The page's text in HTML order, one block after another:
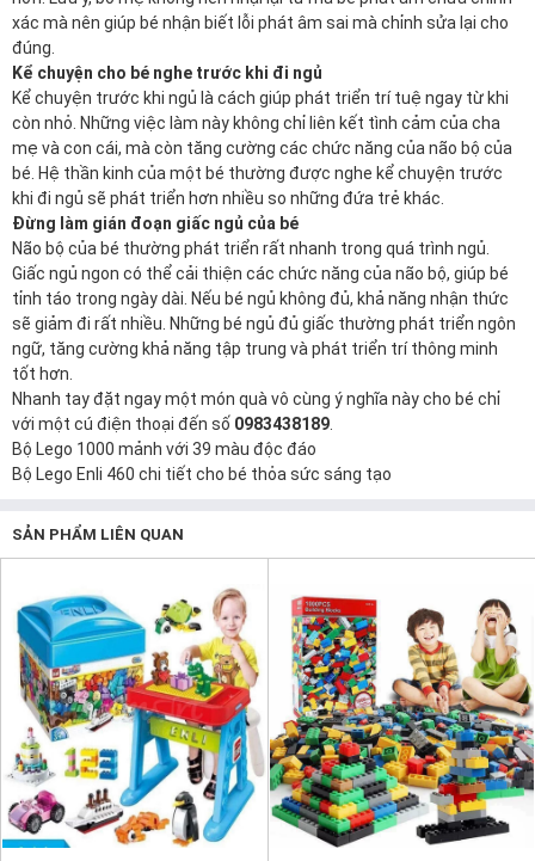
xác mà nên giúp bé nhận biết lỗi phát âm sai mà chỉnh sửa lại cho
đúng.
Kể chuyện cho bé nghe trước khi đi ngủ
Kể chuyện trước khi ngủ là cách giúp phát triển trí tuệ ngay từ khi
còn nhỏ. Những việc làm này không chỉ liên kết tình cảm của cha
mẹ và con cái, mà còn tăng cường các chức năng của não bộ của
bé. Hệ thần kinh của một bé thường được nghe kể chuyện trước
khi đi ngủ sẽ phát triển hơn nhiều so những đứa trẻ khác.
Đừng làm gián đoạn giấc ngủ của bé
Não bộ của bé thường phát triển rất nhanh trong quá trình ngủ.
Giấc ngủ ngon có thể cải thiện các chức năng của não bộ, giúp bé
tỉnh táo trong ngày dài. Nếu bé ngủ không đủ, khả năng nhận thức
sẽ giảm đi rất nhiều. Những bé ngủ đủ giấc thường phát triển ngôn
ngữ, tăng cường khả năng tập trung và phát triển tríthông minh
tốt hơn.
Nhanh tay đặt ngay một món quà vô cùng ý nghĩa này cho bé chỉ
với một cú điện thoại đến số 0983438189
Bộ Lego 1000 mảnh với 39 màu độc đáo
Bộ Lego Enli 460 chi tiết cho bé thỏa sức sáng tạo
SẢN PHẨM LIÊN QUAN